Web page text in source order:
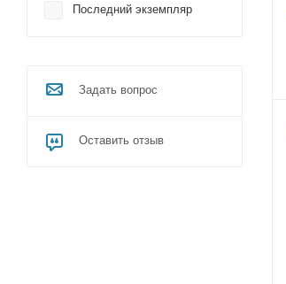
Последний экземпляр
Задать вопрос
Оставить отзыв